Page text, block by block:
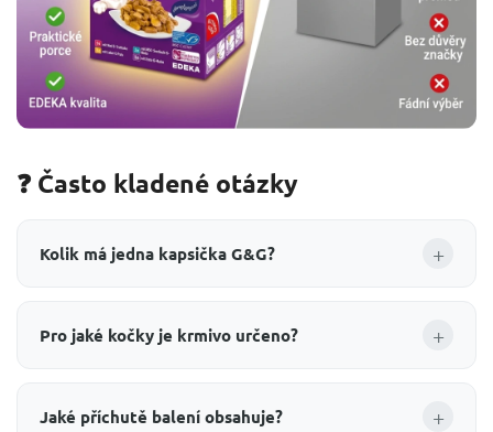
❓ Často kladené otázky
Kolik má jedna kapsička G&G? +
Pro jaké kočky je krmivo určeno? +
Jaké příchutě balení obsahuje? +